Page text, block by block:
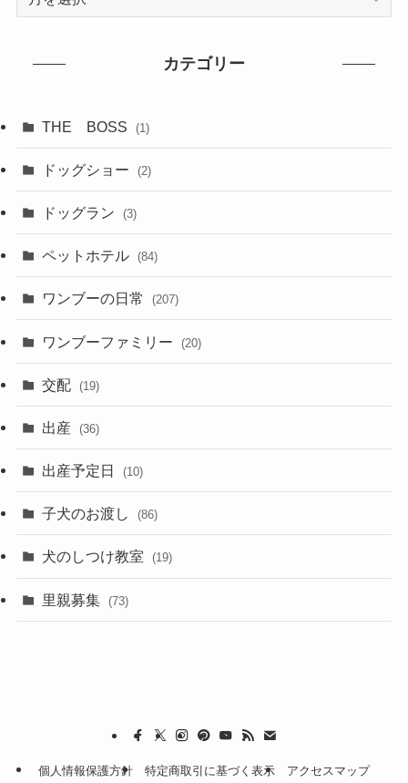
カテゴリー
THE BOSS (1)
ドッグショー (2)
ドッグラン (3)
ペットホテル (84)
ワンブーの日常 (207)
ワンブーファミリー (20)
交配 (19)
出産 (36)
出産予定日 (10)
子犬のお渡し (86)
犬のしつけ教室 (19)
里親募集 (73)
個人情報保護方針 特定商取引に基づく表示 アクセスマップ